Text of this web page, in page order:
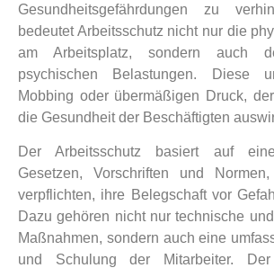
Gesundheitsgefährdungen zu
bedeutet Arbeitsschutz nicht nur die
am Arbeitsplatz, sondern auch
psychischen Belastungen. Diese
Mobbing oder übermäßigen Druck,
die Gesundheit der Beschäftigten
Der Arbeitsschutz basiert auf
Gesetzen, Vorschriften und
verpflichten, ihre Belegschaft vor
Dazu gehören nicht nur technische
Maßnahmen, sondern auch eine
und Schulung der Mitarbeiter.